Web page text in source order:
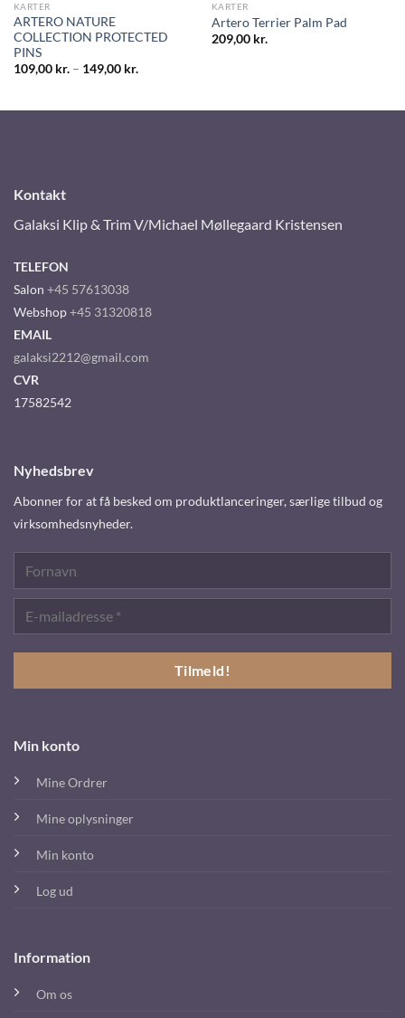
KARTER
ARTERO NATURE
COLLECTION PROTECTED
PINS
109,00 kr.– 149,00 kr.
KARTER
Artero Terrier Palm Pad
209,00 kr.
Kontakt
Galaksi Klip & Trim V/Michael Møllegaard Kristensen
TELEFON
Salon +45 57613038
Webshop+45 31320818
EMAIL
galaksi2212@gmail.com
CVR
17582542
Min konto
Mine Ordrer
Mine oplysninger
Min konto
Log ud
Information
Om os
Nyhedsbrev
Abonner for at få besked om produktlanceringer, særlige tilbud og
virksomhedsnyheder.